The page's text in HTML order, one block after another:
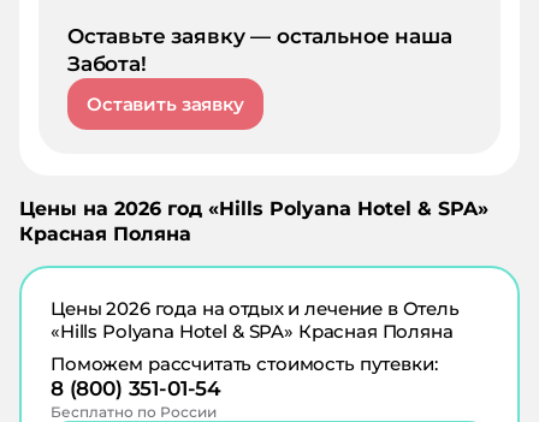
Оставьте заявку — остальное наша
Забота!
Оставить заявку
Цены на 2026 год «Hills Polyana Hotel & SPA»
Красная Поляна
Цены2026года на отдых и лечение в Отель
«Hills Polyana Hotel & SPA» Красная Поляна
Поможем рассчитать стоимость путевки:
8 (800) 351-01-54
Бесплатно по России